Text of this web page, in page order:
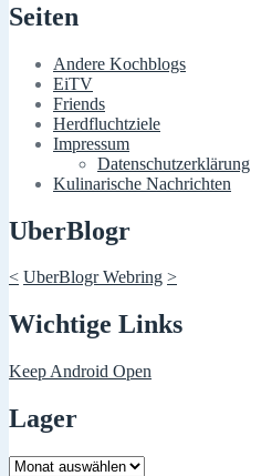
Seiten
Andere Kochblogs
EiTV
Friends
Herdfluchtziele
Impressum
Datenschutzerklärung
Kulinarische Nachrichten
UberBlogr
< UberBlogr Webring >
Wichtige Links
Keep Android Open
Lager
Lager